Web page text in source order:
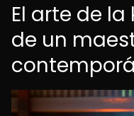
El arte de
de un